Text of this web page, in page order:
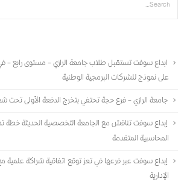
ابداع سوفت تستقبل طلاب جامعة الرازي – مستوى رابع – في
على نموذج للشركات البرمجية الوطنية
جامعة الرازي – فرع حجة تحتفي بتخرج الدفعة الأولى تحت
إبداع سوفت تناقش مع الجامعة التخصصية الحديثة خطة
المحاسبية المتقدمة
إبداع سوفت عبر فرعها في تعز توقع اتفاقية شراكة علمية
الإدارية